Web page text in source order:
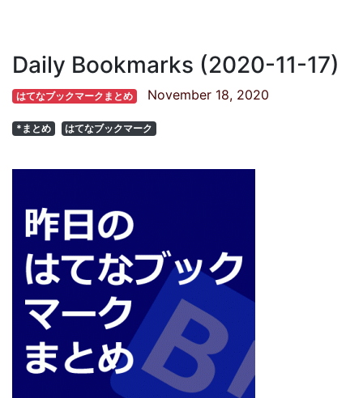
Daily Bookmarks (2020-11-17)
はてなブックマークまとめ November 18, 2020
*まとめ はてなブックマーク